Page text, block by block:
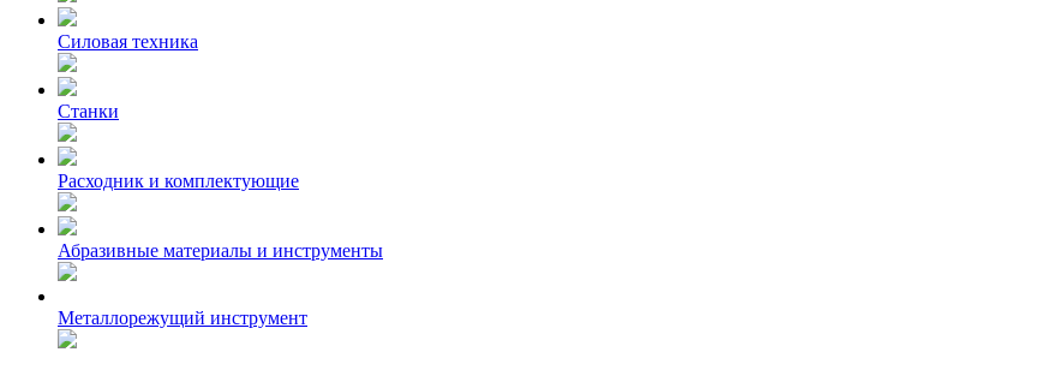
Силовая техника
Станки
Расходник и комплектующие
Абразивные материалы и инструменты
Металлорежущий инструмент